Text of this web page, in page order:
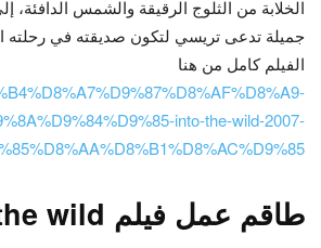
الخلابة من الثلوج الرقيقة والشمس الدافئة،
جميلة تدعى تريسي لتكون صديقته في رحلته
الفيلم كامل من هنا
into-the-wild-2007-
طاقم عمل فيلم into the wild